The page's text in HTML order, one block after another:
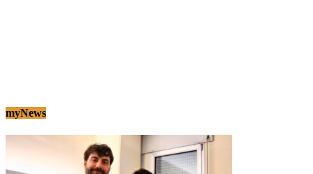
myNews